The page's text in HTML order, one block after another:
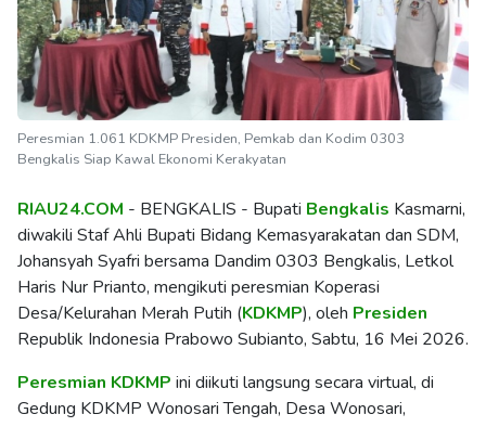
Peresmian 1.061 KDKMP Presiden, Pemkab dan Kodim 0303
Bengkalis Siap Kawal Ekonomi Kerakyatan
RIAU24.COM - BENGKALIS - Bupati Bengkalis Kasmarni,
diwakili Staf Ahli Bupati Bidang Kemasyarakatan dan SDM,
Johansyah Syafri bersama Dandim 0303 Bengkalis, Letkol
Haris Nur Prianto, mengikuti peresmian Koperasi
Desa/Kelurahan Merah Putih (KDKMP), oleh Presiden
Republik Indonesia Prabowo Subianto, Sabtu, 16 Mei 2026.
Peresmian KDKMP ini diikuti langsung secara virtual, di
Gedung KDKMP Wonosari Tengah, Desa Wonosari,